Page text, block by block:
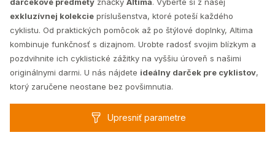
exkluzívnej kolekcie príslušenstva, ktoré poteší každého
cyklistu. Od praktických pomôcok až po štýlové doplnky, Altima
kombinuje funkčnosť s dizajnom. Urobte radosť svojim blízkym a
pozdvihnite ich cyklistické zážitky na vyššiu úroveň s našimi
originálnymi darmi. U nás nájdete ideálny darček pre cyklistov,
ktorý zaručene neostane bez povšimnutia.
Upresniť parametre